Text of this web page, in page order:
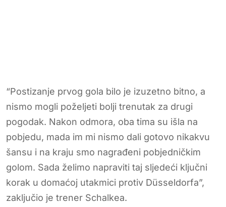
“Postizanje prvog gola bilo je izuzetno bitno, a
nismo mogli poželjeti bolji trenutak za drugi
pogodak. Nakon odmora, oba tima su išla na
pobjedu, mada im mi nismo dali gotovo nikakvu
šansu i na kraju smo nagrađeni pobjedničkim
golom. Sada želimo napraviti taj sljedeći ključni
korak u domaćoj utakmici protiv Düsseldorfa”,
zaključio je trener Schalkea.